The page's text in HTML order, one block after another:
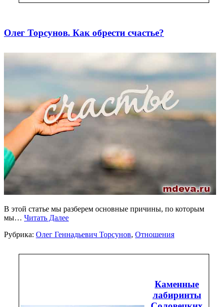
Олег Торсунов. ​Как обрести счастье?
В этой статье мы разберем основные причины, по которым
мы… Читать Далее
Рубрика: Олег Геннадьевич Торсунов, Отношения
Каменные
лабиринты